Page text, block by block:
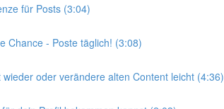
für Posts (3:04)
Chance - Poste täglich! (3:08)
wieder oder verändere alten Content leicht (4:36)